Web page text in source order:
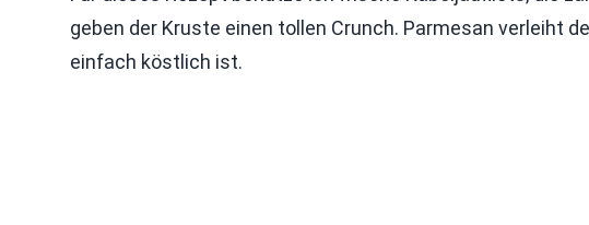
geben der Kruste einen tollen Crunch. Parmesan verleiht
einfach köstlich ist.